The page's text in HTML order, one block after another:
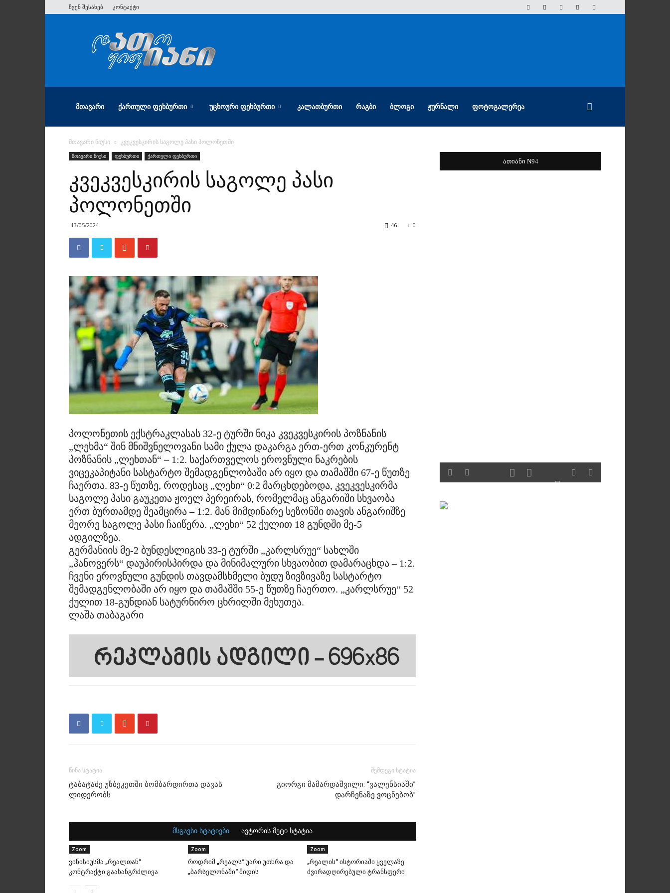
ჩვენ შესახებ კონტაქტი
ათიანი
ᲛᲗᲐᲕᲐᲠᲘ ᲥᲐᲠᲗᲣᲚᲘ ᲤᲔᲮᲑᲣᲠᲗᲘ ᲣᲪᲮᲝᲣᲠᲘ ᲤᲔᲮᲑᲣᲠᲗᲘ ᲙᲐᲚᲐᲗᲑᲣᲠᲗᲘ ᲠᲐᲒᲑᲘ ᲑᲚᲝᲒᲘ ᲟᲣᲠᲜᲐᲚᲘ ᲤᲝᲢᲝᲒᲐᲚᲔᲠᲔᲐ
მთავარი ნიუსი კვეკვესკირის საგოლე პასი პოლონეთში
მთავარი ნიუსი ფეხბურთი ქართული ფეხბურთი
კვეკვესკირის საგოლე პასი
პოლონეთში
13/05/2024 0
46
პოლონეთის ექსტრაკლასას 32-ე ტურში ნიკა კვეკვესკირის პოზნანის
„ლეხმა“ შინ მნიშვნელოვანი სამი ქულა დაკარგა ერთ-ერთ კონკურენტ
პოზნანის „ლეხთან“ – 1:2. საქართველოს ეროვნული ნაკრების
ვიცეკაპიტანი სასტარტო შემადგენლობაში არ იყო და თამაშში 67-ე წუთზე
ჩაერთა. 83-ე წუთზე, როდესაც „ლეხი“ 0:2 მარცხდებოდა, კვეკვესკირმა
საგოლე პასი გაუკეთა ჟოელ პერეირას, რომელმაც ანგარიში სხვაობა
ერთ ბურთამდე შეამცირა – 1:2. მან მიმდინარე სეზონში თავის ანგარიშზე
მეორე საგოლე პასი ჩაიწერა. „ლეხი“ 52 ქულით 18 გუნდში მე-5
ადგილზეა.
გერმანიის მე-2 ბუნდესლიგის 33-ე ტურში „კარლსრუე“ სახლში
„ჰანოვერს“ დაუპირისპირდა და მინიმალური სხვაობით დამარაცხდა – 1:2.
ჩვენი ეროვნული გუნდის თავდამსხმელი ბუდუ ზივზივაზე სასტარტო
შემადგენლობაში არ იყო და თამაშში 55-ე წუთზე ჩაერთო. „კარლსრუე“ 52
ქულით 18-გუნდიან სატურნირო ცხრილში მეხუთეა.
ლაშა თაბაგარი
წინა სტატია
ტაბატაძე უზბეკეთში ბომბარდირთა დავას
ლიდერობს
შემდეგი სტატია
გიორგი მამარდაშვილი: “ვალენსიაში”
დარჩენაზე ვოცნებობ”
მსგავსი სტატიები ავტორის მეტი სტატია
Zoom
ვინისიუსმა „რეალთან“
კონტრაქტი გაახანგრძლივა
Zoom
როდრიმ „რეალს“ უარი უთხრა და
„ბარსელონაში“ მიდის
Zoom
„რეალის“ ისტორიაში ყველაზე
ძვირადღირებული ტრანსფერი
ათიანი N94